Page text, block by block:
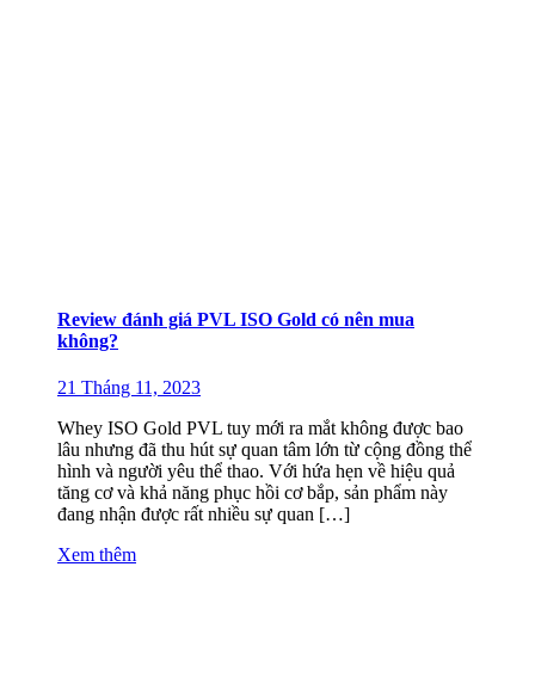
Review đánh giá PVL ISO Gold có nên mua
không?
21 Tháng 11, 2023
Whey ISO Gold PVL tuy mới ra mắt không được bao
lâu nhưng đã thu hút sự quan tâm lớn từ cộng đồng thể
hình và người yêu thể thao. Với hứa hẹn về hiệu quả
tăng cơ và khả năng phục hồi cơ bắp, sản phẩm này
đang nhận được rất nhiều sự quan […]
Xem thêm